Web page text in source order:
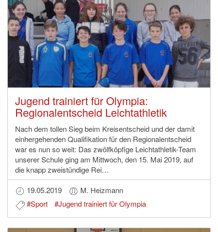
Jugend trainiert für Olympia:
Regionalentscheid Leichtathletik
Nach dem tollen Sieg beim Kreisentscheid und der damit
einhergehenden Qualifikation für den Regionalentscheid
war es nun so weit: Das zwölfköpfige Leichtathletik-Team
unserer Schule ging am Mittwoch, den 15. Mai 2019, auf
die knapp zweistündige Rei…
19.05.2019
M. Heizmann
#Sport
#Jugend trainiert für Olympia